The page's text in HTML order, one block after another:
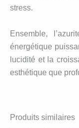
stress.
Ensemble,
énergétique
lucidité et la
esthétique que
Produits similaires